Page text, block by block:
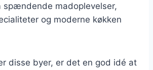
spændende madoplevelser,
og moderne køkken
disse byer, er det en god idé at